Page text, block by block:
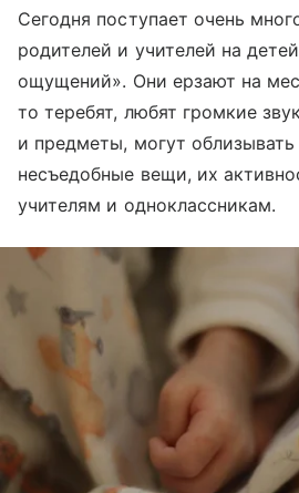
Сегодня поступает очень
родителей и учителей на
ощущений». Они ерзают на
то теребят, любят громкие
и предметы, могут
несъедобные вещи, их
учителям и одноклассникам.